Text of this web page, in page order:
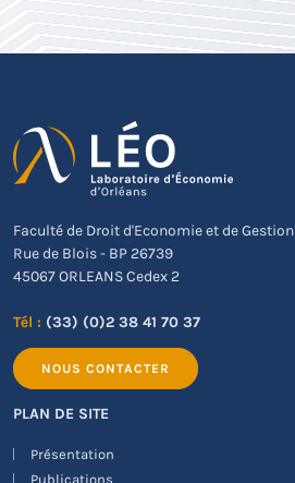
Faculté de Droit d'Economie et de Gestion
Rue de Blois - BP 26739
45067 ORLEANS Cedex 2
Tél : (33) (0)2 38 41 70 37
NOUS CONTACTER
PLAN DE SITE
Présentation
Publications